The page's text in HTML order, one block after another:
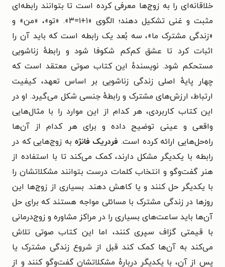
خلاقانه‌ای را به زوج‌ها معرفی کرده است تا بتوانند رابطه‌ای
مثبت و غنی تشکیل دهند؛ الگوی «۱+۱=۳». «تو»، «من» و
«زندگی مشترک ما»، سه بُعد یک رابطه است که باید آن را
اثبات کرد تا عشق کم‌کم شکوفا شود و رابطهٔ زناشویی
مستحکم شود. نویسندهٔ این کتاب صوتی معتقد است که
چهار پایهٔ اصلی زندگی زناشویی بر اساس تعهد، کیفیت
ارتباط، ارزش‌های مشترک و رابطهٔ جنسی شکل می‌گیرد. او در
این کتاب کاربردی، هر کدام از این موارد را با مثال‌هایی
واقعی و عینی توضیح داده و برای هر کدام از آن‌ها
راه‌حل‌هایی ارائه کرده است. فردریک فانژه به زوج‌هایی که در
رابطه با یکدیگر مشکل دارند، کمک می‌کند تا با استفاده از
هنر گفت‌و‌گو و انتخاب کلمات درست بتوانند مشکلاتشان را
با یکدیگر حل کنند و یا کاهش دهند. بسیاری از زوج‌ها این
روزها در زندگی مشترک با مسائلی مواجه هستند که برای حل
آن‌ها باید ساعت‌های بسیاری را در مراکز مشاوره و زوج‌درمانی
با قیمتی گزاف سپری کنند، اما این کتاب صوتی تلاش
می‌کند به آن‌ها کمک کند قبل از شروع زندگی مشترک یا
پس از آن، با یکدیگر دربارهٔ مشکلاتشان گفت‌و‌گو کنند و از